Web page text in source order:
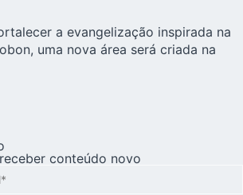
a evangelização inspirada na
uma nova área será criada na
conteúdo novo